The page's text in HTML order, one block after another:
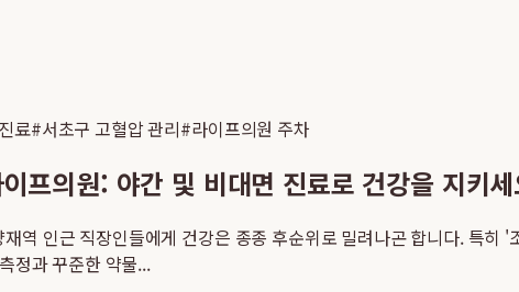
료#서초구 고혈압 관리#라이프의원 주차
프의원: 야간 및 비대면 진료로 건강을 지키
역 인근 직장인들에게 건강은 종종 후순위로 밀려나곤 합니다. 특히
정과 꾸준한 약물...